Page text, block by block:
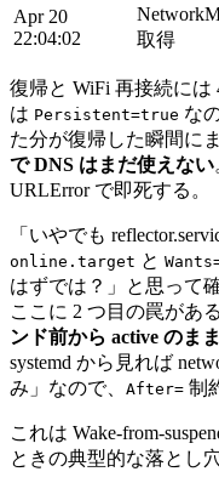
Apr 20
22:04:02
取得
復帰と WiFi 再接続には
は Persistent=true な
た分が復帰した瞬間に
で DNS はまだ使えない
URLError で即死する。
「いやでも
online.target と
はずでは？」と思って
ここに 2 つ目の罠がある
ンド前から active のま
systemd から見れば
み」なので、 After= 制
これは Wake-from-
ときの典型的な落とし